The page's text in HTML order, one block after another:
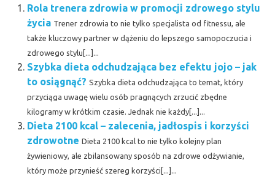
Rola trenera zdrowia w promocji zdrowego stylu
życia Trener zdrowia to nie tylko specjalista od fitnessu, ale
także kluczowy partner w dążeniu do lepszego samopoczucia i
zdrowego stylu[...]...
Szybka dieta odchudzająca bez efektu jojo – jak
to osiągnąć? Szybka dieta odchudzająca to temat, który
przyciąga uwagę wielu osób pragnących zrzucić zbędne
kilogramy w krótkim czasie. Jednak nie każdy[...]...
Dieta 2100 kcal – zalecenia, jadłospis i korzyści
zdrowotne Dieta 2100 kcal to nie tylko kolejny plan
żywieniowy, ale zbilansowany sposób na zdrowe odżywianie,
który może przynieść szereg korzyści[...]...